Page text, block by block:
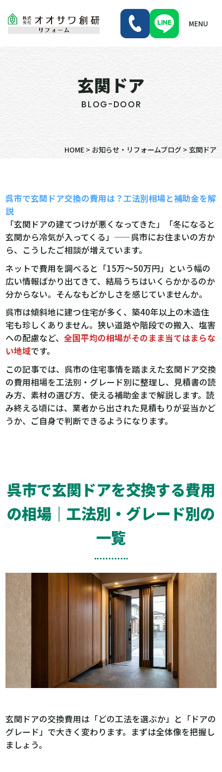
MENU
玄関ドア
BLOG-DOOR
HOME> お知らせ・リフォームブログ> 玄関ドア
呉市で玄関ドア交換の費用は？工法別相場と補助金を解
説
「玄関ドアの建てつけが悪くなってきた」「冬になると
玄関から冷気が入ってくる」——呉市にお住まいの方か
ら、こうしたご相談が増えています。
ネットで費用を調べると「15万〜50万円」という幅の
広い情報ばかり出てきて、結局うちはいくらかかるのか
分からない。そんなもどかしさを感じていませんか。
呉市は傾斜地に建つ住宅が多く、築40年以上の木造住
宅も珍しくありません。狭い道路や階段での搬入、塩害
への配慮など、全国平均の相場がそのまま当てはまらな
い地域です。
この記事では、呉市の住宅事情を踏まえた玄関ドア交換
の費用相場を工法別・グレード別に整理し、見積書の読
み方、素材の選び方、使える補助金まで解説します。読
み終える頃には、業者から出された見積もりが妥当かど
うか、ご自身で判断できるようになります。
呉市で玄関ドアを交換する費用
の相場｜工法別・グレード別の
一覧
玄関ドアの交換費用は「どの工法を選ぶか」と「ドアの
グレード」で大きく変わります。まずは全体像を把握し
ましょう。